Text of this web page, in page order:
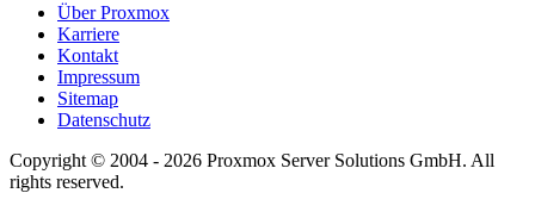
Über Proxmox
Karriere
Kontakt
Impressum
Sitemap
Datenschutz
Copyright © 2004 - 2026 Proxmox Server Solutions GmbH. All
rights reserved.